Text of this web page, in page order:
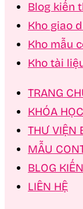
Blog kiến
Kho giao
Kho mẫu
Kho tài
TRANG
KHÓA HỌC
THƯ VIỆN
MẪU
BLOG
LIÊN HỆ